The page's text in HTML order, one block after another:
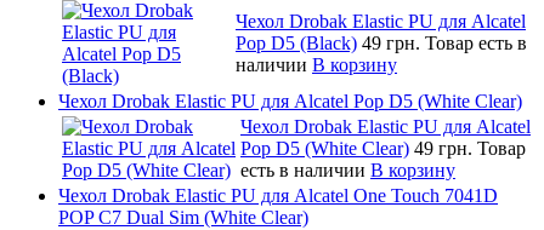
Чехол Drobak Elastic PU для Alcatel
Pop D5 (Black) 49 грн. Товар есть в
наличии В корзину
Чехол Drobak Elastic PU для Alcatel Pop D5 (White Clear)
Чехол Drobak Elastic PU для Alcatel
Pop D5 (White Clear) 49 грн. Товар
есть в наличии В корзину
Чехол Drobak Elastic PU для Alcatel One Touch 7041D
POP C7 Dual Sim (White Clear)